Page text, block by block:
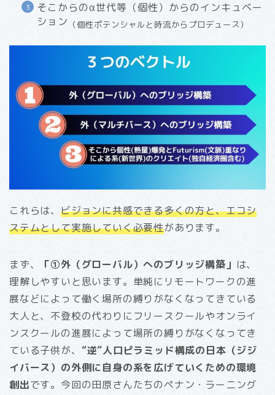
そこからのα世代等（個性）からのインキュベー
ション （個性ポテンシャルと時流からプロデュース）
これらは、 ビジョンに共感できる多くの方と、エコシ
ステムとして実施していく必要性があります。
まず、 「①外（グローバル）へのブリッジ構築」 は、
理解しやすいと思います。単純にリモートワークの進
展などによって働く場所の縛りがなくなってきている
大人と、不登校の代わりにフリースクールやオンライ
ンスクールの進展によって場所の縛りがなくなってき
ている子供が、 “逆”人口ピラミッド構成の日本（ジジ
イバース）の外側に自身の系を広げていくための環境
創出です。今回の田原さんたちのペナン・ラーニング